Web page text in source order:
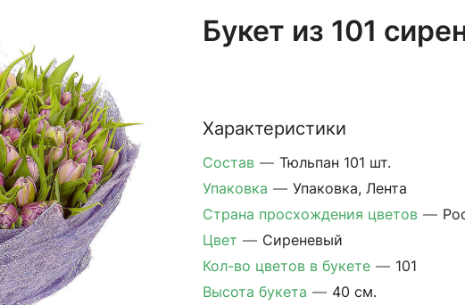
Букет из 101
Характеристики
Состав — Тюльпан 101 шт.
Упаковка — Упаковка, Лента
Страна просхождения цветов —
Цвет — Сиреневый
Кол-во цветов в букете — 101
Высота букета — 40 см.